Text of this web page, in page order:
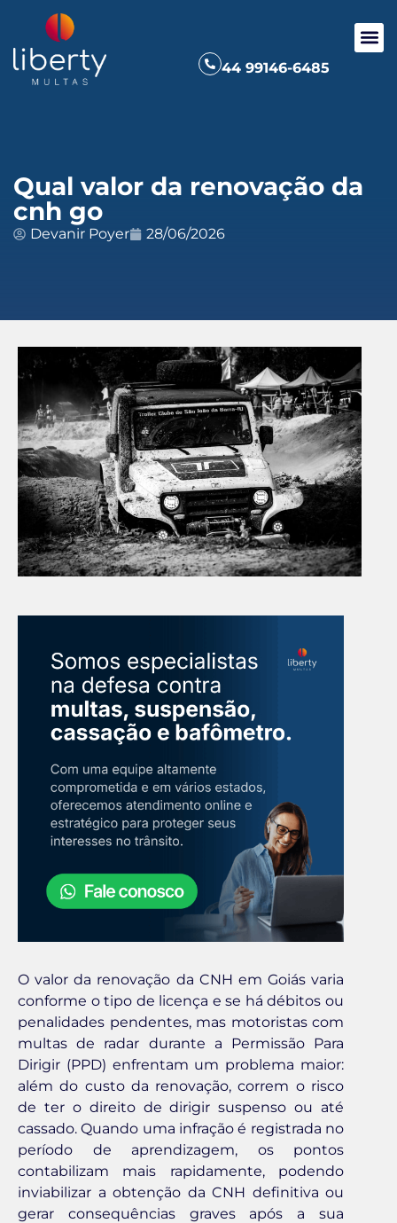
44 99146-6485
Qual valor da renovação da
cnh go
Devanir Poyer 28/06/2026
O valor da renovação da CNH em Goiás varia
conforme o tipo de licença e se há débitos ou
penalidades pendentes, mas motoristas com
multas de radar durante a Permissão Para
Dirigir (PPD) enfrentam um problema maior:
além do custo da renovação, correm o risco
de ter o direito de dirigir suspenso ou até
cassado. Quando uma infração é registrada no
período de aprendizagem, os pontos
contabilizam mais rapidamente, podendo
inviabilizar a obtenção da CNH definitiva ou
gerar consequências graves após a sua